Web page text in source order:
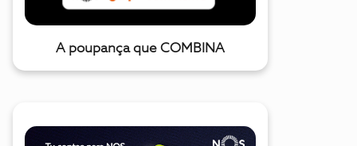
A poupança que COMBINA